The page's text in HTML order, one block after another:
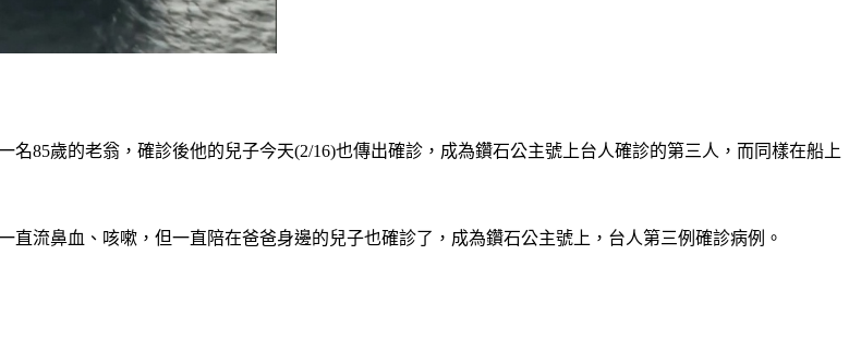
85歲的老翁，確診後他的兒子今天(2/16)也傳出確診，成為鑽石公主號上台人確診的第三人，而同樣在船上
流鼻血、咳嗽，但一直陪在爸爸身邊的兒子也確診了，成為鑽石公主號上，台人第三例確診病例。